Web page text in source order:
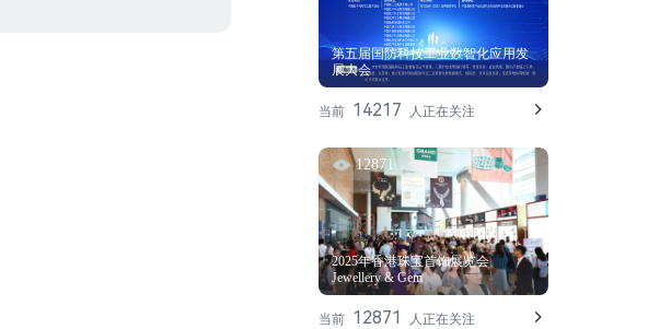
第五届国防科技工业数智化应用发
展大会
当前 14217 人正在关注
12871
2025年香港珠宝首饰展览会
Jewellery & Gem
当前 12871 人正在关注